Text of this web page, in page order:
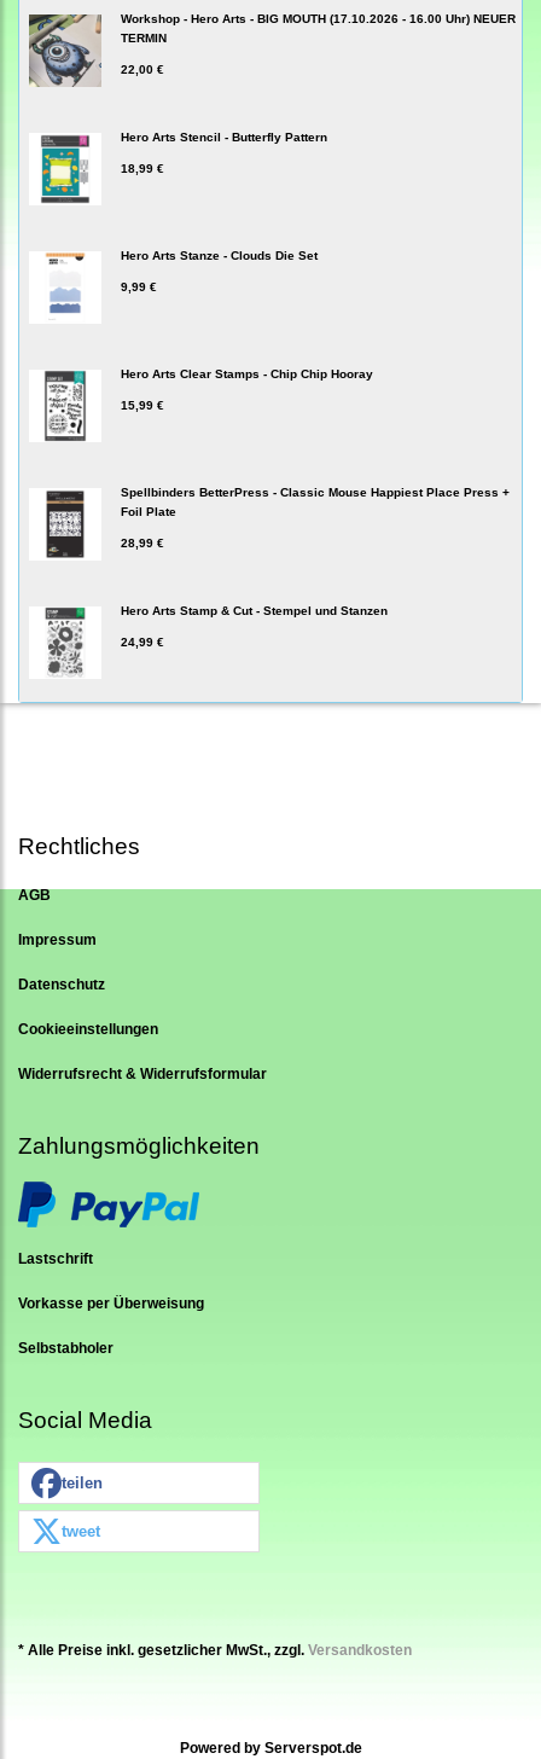
Workshop - Hero Arts - BIG MOUTH (17.10.2026 - 16.00 Uhr) NEUER
TERMIN
22,00 €
Hero Arts Stencil - Butterfly Pattern
18,99 €
Hero Arts Stanze - Clouds Die Set
9,99 €
Hero Arts Clear Stamps - Chip Chip Hooray
15,99 €
Spellbinders BetterPress - Classic Mouse Happiest Place Press +
Foil Plate
28,99 €
Hero Arts Stamp & Cut - Stempel und Stanzen
24,99 €
Rechtliches
AGB
Impressum
Datenschutz
Cookieeinstellungen
Widerrufsrecht & Widerrufsformular
Zahlungsmöglichkeiten
Lastschrift
Vorkasse per Überweisung
Selbstabholer
Social Media
teilen
tweet
* Alle Preise inkl. gesetzlicher MwSt., zzgl. Versandkosten
Powered by Serverspot.de